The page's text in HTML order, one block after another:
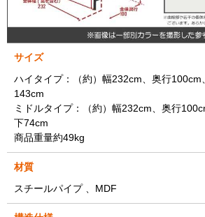
サイズ
ハイタイプ：（約）幅232cm、奥行
143cm
ミドルタイプ：（約）幅232cm、奥行
下74cm
商品重量約49kg
材質
スチールパイプ 、MDF